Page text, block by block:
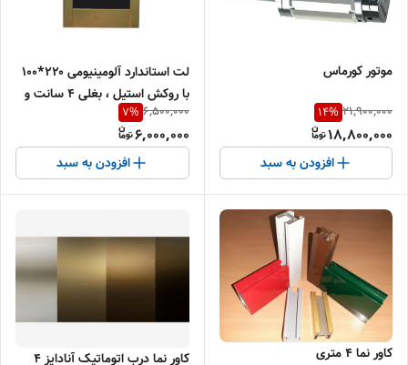
موتور کورماس
21,900,000
14%
18,800,000
افزودن به سبد
لت استاندارد آلومینیومی ۲۲۰*۱۰۰
با روکش استیل ، بغلی ۴ سانت و
کفی ۷ سانت
6,500,000
7%
6,000,000
افزودن به سبد
کاور نما ۴ متری
کاور نما درب اتوماتیک آنادایز ۴